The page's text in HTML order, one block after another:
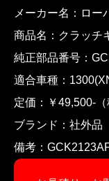
メーカー名：ロー
商品名：クラッチ
純正部品番号：
適合車種：
定価：￥49,500-
ブランド：社外品
備考：